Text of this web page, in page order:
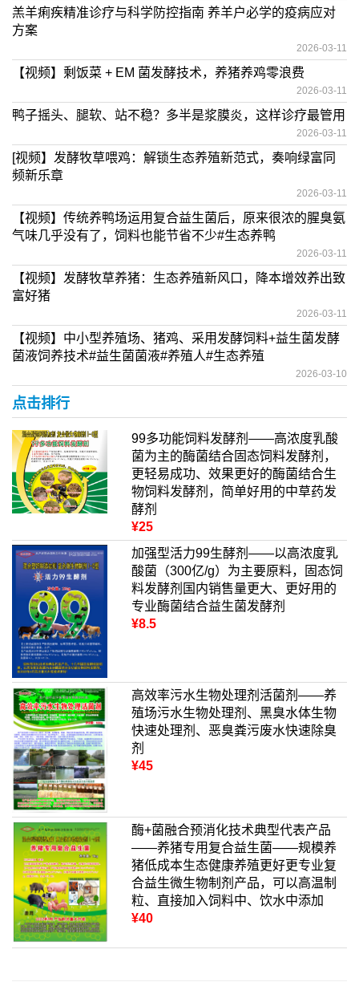
羔羊痢疾精准诊疗与科学防控指南 养羊户必学的疫病应对
方案
2026-03-11
【视频】剩饭菜 + EM 菌发酵技术，养猪养鸡零浪费
2026-03-11
鸭子摇头、腿软、站不稳？多半是浆膜炎，这样诊疗最管用
2026-03-11
[视频】发酵牧草喂鸡：解锁生态养殖新范式，奏响绿富同
频新乐章
2026-03-11
【视频】传统养鸭场运用复合益生菌后，原来很浓的腥臭氨
气味几乎没有了，饲料也能节省不少#生态养鸭
2026-03-11
【视频】发酵牧草养猪：生态养殖新风口，降本增效养出致
富好猪
2026-03-11
【视频】中小型养殖场、猪鸡、采用发酵饲料+益生菌发酵
菌液饲养技术#益生菌菌液#养殖人#生态养殖
2026-03-10
点击排行
99多功能饲料发酵剂——高浓度乳酸
菌为主的酶菌结合固态饲料发酵剂，
更轻易成功、效果更好的酶菌结合生
物饲料发酵剂，简单好用的中草药发
酵剂
¥25
加强型活力99生酵剂——以高浓度乳
酸菌（300亿/g）为主要原料，固态饲
料发酵剂国内销售量更大、更好用的
专业酶菌结合益生菌发酵剂
¥8.5
高效率污水生物处理剂活菌剂——养
殖场污水生物处理剂、黑臭水体生物
快速处理剂、恶臭粪污废水快速除臭
剂
¥45
酶+菌融合预消化技术典型代表产品
——养猪专用复合益生菌——规模养
猪低成本生态健康养殖更好更专业复
合益生微生物制剂产品，可以高温制
粒、直接加入饲料中、饮水中添加
¥40